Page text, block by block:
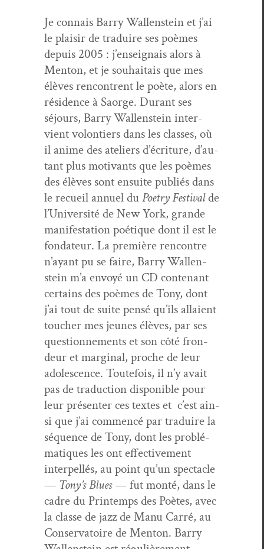
Je con­nais Bar­ry Wal­len­stein et j’ai
le plaisir de traduire ses poèmes
depuis 2005 : j’en­seignais alors à
Men­ton, et je souhaitais que mes
élèves ren­con­trent le poète, alors en
rési­dence à Saorge. Durant ses
séjours, Bar­ry Wal­len­stein inter­
vient volon­tiers dans les class­es, où
il ani­me des ate­liers d’écri­t­ure, d’au­
tant plus moti­vants que les poèmes
des élèves sont ensuite pub­liés dans
le recueil annuel duPoet­ry Fes­ti­valde
l’U­ni­ver­sité de New York, grande
man­i­fes­ta­tion poé­tique dont il est le
fon­da­teur. La pre­mière ren­con­tre
n’ayant pu se faire, Bar­ry Wal­len­
stein m’a envoyé un CD con­tenant
cer­tains des poèmes de Tony, dont
j’ai tout de suite pen­sé qu’ils allaient
touch­er mes jeunes élèves, par ses
ques­tion­nements et son côté fron­
deur et mar­gin­al, proche de leur
ado­les­cence. Toute­fois, il n’y avait
pas de tra­duc­tion disponible pour
leur présen­ter ces textes et c’est ain­
si que j’ai com­mencé par traduire la
séquence de Tony, dont les prob­lé­
ma­tiques les ont effec­tive­ment
inter­pel­lés, au point qu’un spec­ta­cle
— Tony’s Blues —fut mon­té, dans le
cadre du Print­emps des Poètes, avec
la classe de jazz de Manu Car­ré, au
Con­ser­va­toire de Men­ton. Bar­ry